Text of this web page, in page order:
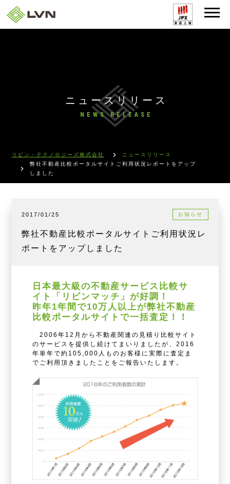
ニュースリリース
NEWS RELEASE
リビン・テクノロジーズ株式会社
ニュースリリース
弊社不動産比較ポータルサイトご利用状況レポートをアップ
しました
弊社不動産比較ポータルサイトご利用状況レ
ポートをアップしました
2017/01/25 お知らせ
日本最大級の不動産サービス比較サ
イト「リビンマッチ」が好調！
昨年1年間で10万人以上が弊社不動産
比較ポータルサイトで一括査定！！
2006年12月から不動産関連の見積り比較サイト
のサービスを提供し続けてまいりましたが、2016
年単年で約105,000人ものお客様に実際に査定ま
でご利用頂きましたことをご報告いたします。